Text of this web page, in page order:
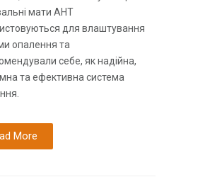
мати АНТ
для влаштування
опалення та
себе, як надійна,
та ефективна система
More